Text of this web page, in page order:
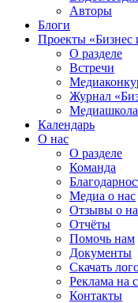
Авторы
Блоги
Проекты «Бизнес
О разделе
Встречи
Журнал
Календарь
О нас
О разделе
Команда
Медиа о нас
Отзывы о
Отчёты
Помочь нам
Документы
Скачать
Реклама на
Контакты